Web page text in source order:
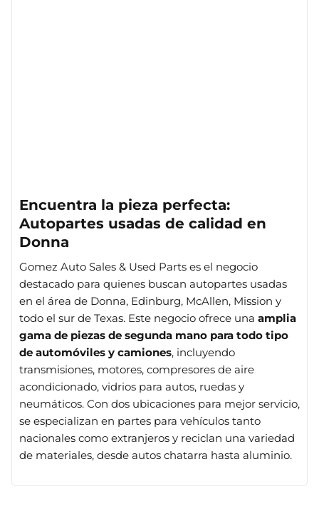
Encuentra la pieza perfecta:
Autopartes usadas de calidad en
Donna
Gomez Auto Sales & Used Parts es el negocio
destacado para quienes buscan autopartes usadas
en el área de Donna, Edinburg, McAllen, Mission y
todo el sur de Texas. Este negocio ofrece una amplia
gama de piezas de segunda mano para todo tipo
de automóviles y camiones, incluyendo
transmisiones, motores, compresores de aire
acondicionado, vidrios para autos, ruedas y
neumáticos. Con dos ubicaciones para mejor servicio,
se especializan en partes para vehículos tanto
nacionales como extranjeros y reciclan una variedad
de materiales, desde autos chatarra hasta aluminio.